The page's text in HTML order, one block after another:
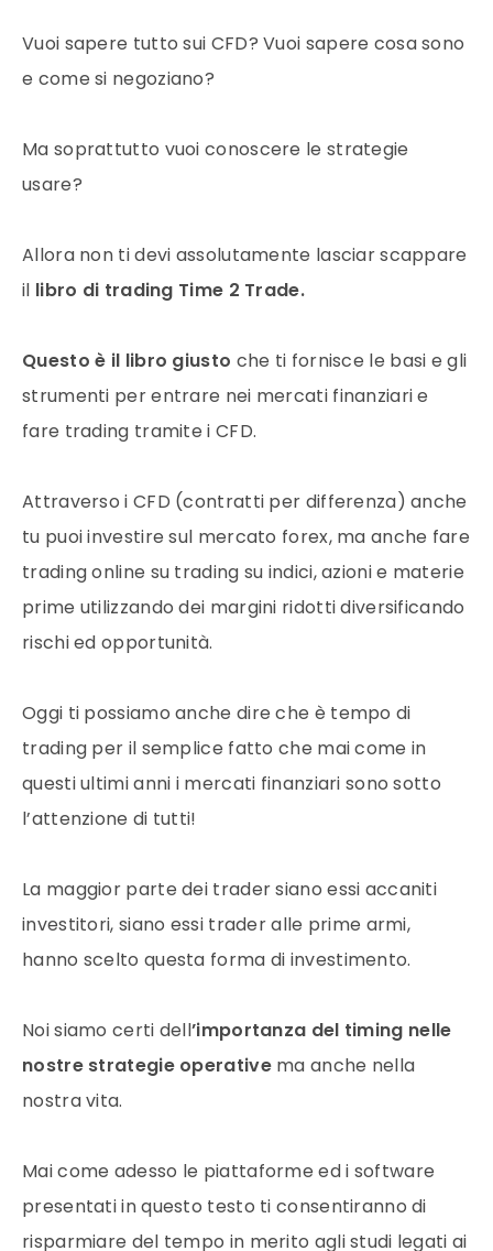
Vuoi sapere tutto sui CFD? Vuoi sapere cosa sono
e come si negoziano?
Ma soprattutto vuoi conoscere le strategie
usare?
Allora non ti devi assolutamente lasciar scappare
il libro di trading Time 2 Trade.
Questo è il libro giusto che ti fornisce le basi e gli
strumenti per entrare nei mercati finanziari e
fare trading tramite i CFD.
Attraverso i CFD (contratti per differenza) anche
tu puoi investire sul mercato forex, ma anche fare
trading online su trading su indici, azioni e materie
prime utilizzando dei margini ridotti diversificando
rischi ed opportunità.
Oggi ti possiamo anche dire che è tempo di
trading per il semplice fatto che mai come in
questi ultimi anni i mercati finanziari sono sotto
l’attenzione di tutti!
La maggior parte dei trader siano essi accaniti
investitori, siano essi trader alle prime armi,
hanno scelto questa forma di investimento.
Noi siamo certi dell’importanza del timing nelle
nostre strategie operativema anche nella
nostra vita.
Mai come adesso le piattaforme ed i software
presentati in questo testo ti consentiranno di
risparmiare del tempo in merito agli studi legati ai